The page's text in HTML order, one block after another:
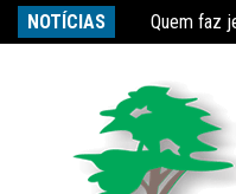
para
NOTÍCIAS
Quem faz
Estudo